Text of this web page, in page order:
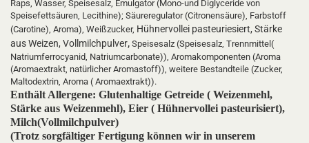
Raps, Wasser, Speisesalz, Emulgator (Mono-und Diglyceride von
Speisefettsäuren, Lecithine); Säureregulator (Citronensäure), Farbstoff
(Carotine), Aroma), Weißzucker, Hühnervollei pasteuriesiert, Stärke
aus Weizen, Vollmilchpulver, Speisesalz (Speisesalz, Trennmittel(
Natriumferrocyanid, Natriumcarbonate)), Aromakomponenten (Aroma
(Aromaextrakt, natürlicher Aromastoff)), weitere Bestandteile (Zucker,
Maltodextrin, Aroma ( Aromaextrakt)).
Enthält Allergene: Glutenhaltige Getreide ( Weizenmehl,
Stärke aus Weizenmehl), Eier ( Hühnervollei pasteurisiert),
Milch(Vollmilchpulver)
(Trotz sorgfältiger Fertigung können wir in unserem